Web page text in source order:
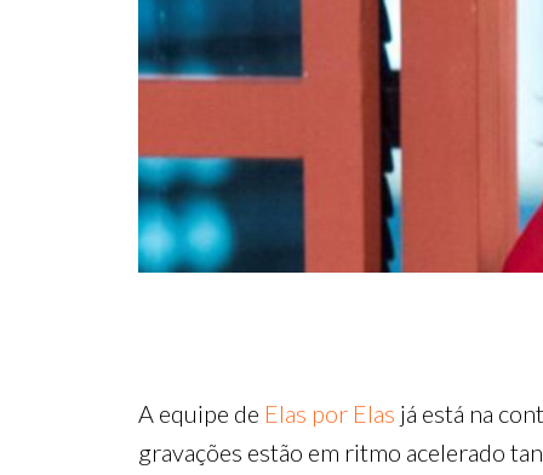
A equipe de Elas por Elas já está na
gravações estão em ritmo acelerado